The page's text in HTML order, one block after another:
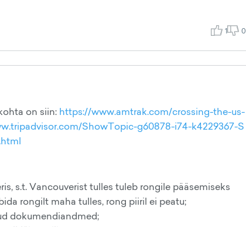
1 0
on siin: https://www.amtrak.com/crossing-the-us-
ShowTopic-g60878-i74-k4229367-S
s.t. Vancouverist tulles tuleb rongile pääsemiseks
rongilt maha tulles, rong piiril ei peatu;
dokumendiandmed;